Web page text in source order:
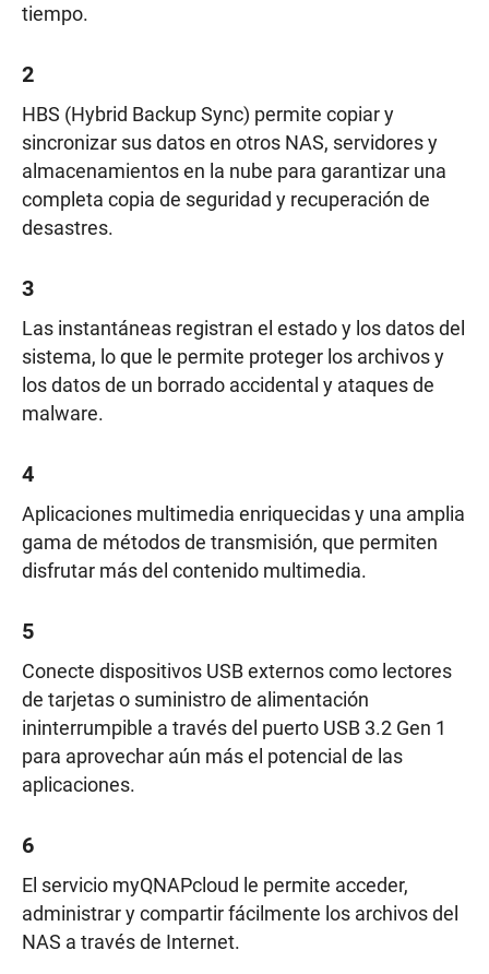
tiempo.
2
HBS (Hybrid Backup Sync) permite copiar y
sincronizar sus datos en otros NAS, servidores y
almacenamientos en la nube para garantizar una
completa copia de seguridad y recuperación de
desastres.
3
Las instantáneas registran el estado y los datos del
sistema, lo que le permite proteger los archivos y
los datos de un borrado accidental y ataques de
malware.
4
Aplicaciones multimedia enriquecidas y una amplia
gama de métodos de transmisión, que permiten
disfrutar más del contenido multimedia.
5
Conecte dispositivos USB externos como lectores
de tarjetas o suministro de alimentación
ininterrumpible a través del puerto USB 3.2 Gen 1
para aprovechar aún más el potencial de las
aplicaciones.
6
El servicio myQNAPcloud le permite acceder,
administrar y compartir fácilmente los archivos del
NAS a través de Internet.